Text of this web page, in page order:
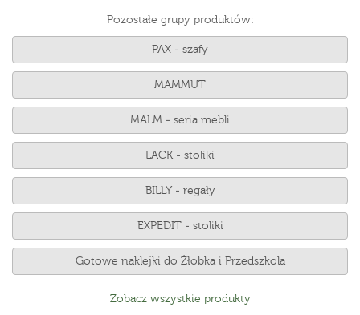
Pozostałe grupy produktów:
PAX - szafy
MAMMUT
MALM - seria mebli
LACK - stoliki
BILLY - regały
EXPEDIT - stoliki
Gotowe naklejki do Żłobka i Przedszkola
Zobacz wszystkie produkty